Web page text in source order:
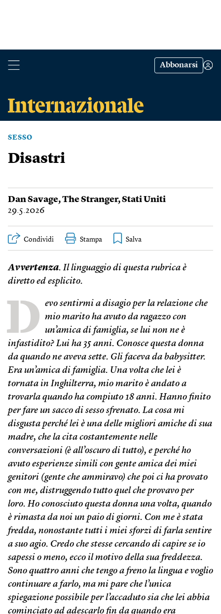
Abbonarsi
SESSO
Disastri
Dan Savage,The Stranger,Stati Uniti
29.5.2026
Condividi Stampa
Avvertenza. Il linguaggio di questa rubrica è
diretto ed esplicito.
D evo sentirmi a disagio per la relazione che
mio marito ha avuto da ragazzo con
un’amica di famiglia, se lui non ne è
infastidito? Lui ha 35 anni. Conosce questa donna
da quando ne aveva sette. Gli faceva da babysitter.
Era un’amica di famiglia. Una volta che lei è
tornata in Inghilterra, mio marito è andato a
trovarla quando ha compiuto 18 anni. Hanno finito
per fare un sacco di sesso sfrenato. La cosa mi
disgusta perché lei è una delle migliori amiche di sua
madre, che la cita costantemente nelle
conversazioni (è all’oscuro di tutto), e perché ho
avuto esperienze simili con gente amica dei miei
genitori (gente che ammiravo) che poi ci ha provato
con me, distruggendo tutto quel che provavo per
loro. Ho conosciuto questa donna una volta, quando
è rimasta da noi un paio di giorni. Con me è stata
fredda, nonostante tutti i miei sforzi di farla sentire
a suo agio. Credo che stesse cercando di capire se io
sapessi o meno, ecco il motivo della sua freddezza.
Sono quattro anni che tengo a freno la lingua e voglio
continuare a farlo, ma mi pare che l’unica
spiegazione possibile per l’accaduto sia che lei abbia
cominciato ad adescarlo fin da quando era